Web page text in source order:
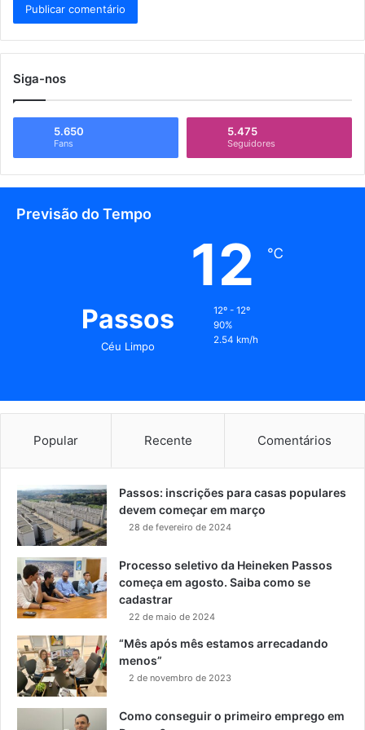
Siga-nos
5.650
Fans
5.475
Seguidores
Previsão do Tempo
Passos
Céu Limpo
12 ℃
12º - 12º
90%
2.54 km/h
Popular Recente Comentários
Passos: inscrições para casas populares
devem começar em março
28 de fevereiro de 2024
Processo seletivo da Heineken Passos
começa em agosto. Saiba como se
cadastrar
22 de maio de 2024
“Mês após mês estamos arrecadando
menos”
2 de novembro de 2023
Como conseguir o primeiro emprego em